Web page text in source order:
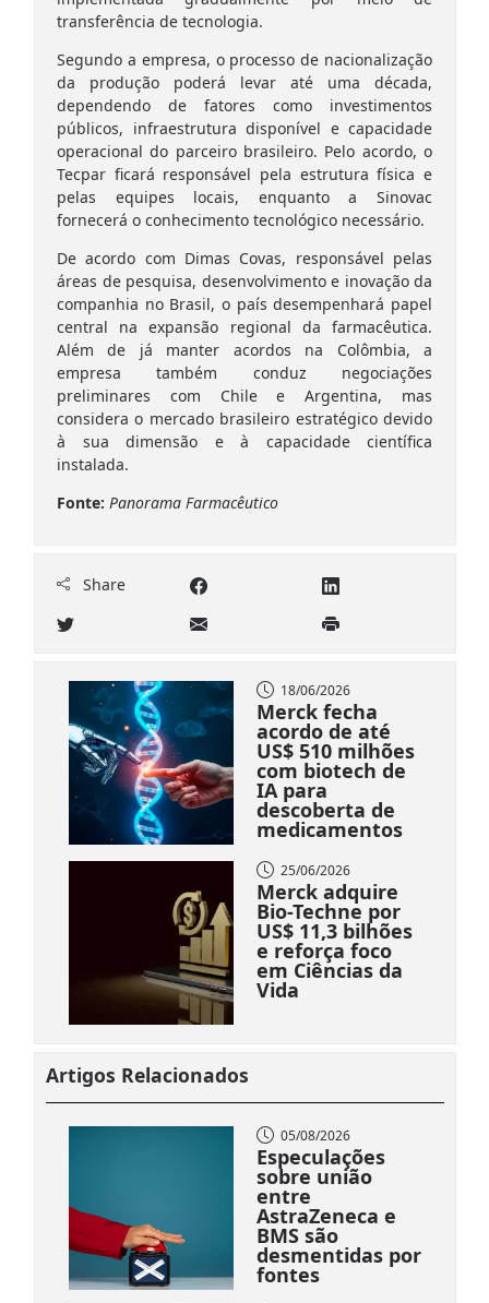
transferência de tecnologia.
Segundo a empresa, o processo de nacionalização
da produção poderá levar até uma década,
dependendo de fatores como investimentos
públicos, infraestrutura disponível e capacidade
operacional do parceiro brasileiro. Pelo acordo, o
Tecpar ficará responsável pela estrutura física e
pelas equipes locais, enquanto a Sinovac
fornecerá o conhecimento tecnológico necessário.
De acordo com Dimas Covas, responsável pelas
áreas de pesquisa, desenvolvimento e inovação da
companhia no Brasil, o país desempenhará papel
central na expansão regional da farmacêutica.
Além de já manter acordos na Colômbia, a
empresa também conduz negociações
preliminares com Chile e Argentina, mas
considera o mercado brasileiro estratégico devido
à sua dimensão e à capacidade científica
instalada.
Fonte: Panorama Farmacêutico
Share
18/06/2026
Merck fecha
acordo de até
US$ 510 milhões
com biotech de
IA para
descoberta de
medicamentos
25/06/2026
Merck adquire
Bio-Techne por
US$ 11,3 bilhões
e reforça foco
em Ciências da
Vida
Artigos Relacionados
05/08/2026
Especulações
sobre união
entre
AstraZeneca e
BMS são
desmentidas por
fontes